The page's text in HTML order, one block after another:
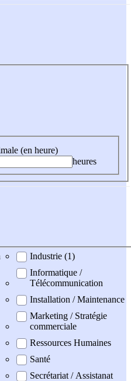
(en heure)
heures
Industrie (1)
Informatique /
Télécommunication
Installation / Maintenance
Marketing / Stratégie
commerciale
Ressources Humaines
Santé
Secrétariat / Assistanat